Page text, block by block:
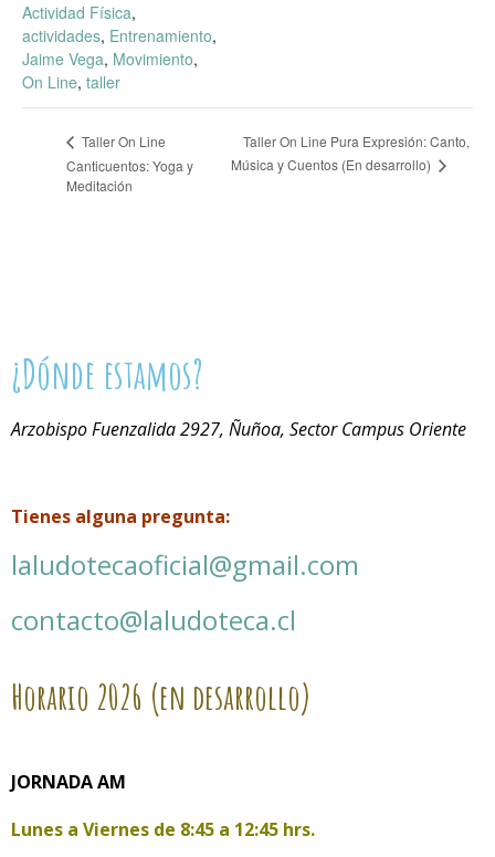
Actividad Física,
actividades, Entrenamiento,
Jaime Vega, Movimiento,
On Line, taller
Taller On Line
Canticuentos: Yoga y
Meditación
Taller On Line Pura Expresión: Canto,
Música y Cuentos (En desarrollo)
¿Dónde estamos?
Arzobispo Fuenzalida 2927, Ñuñoa, Sector Campus Oriente
Tienes alguna pregunta:
laludotecaoficial@gmail.com
contacto@laludoteca.cl
Horario 2026 (en desarrollo)
JORNADA AM
Lunes a Viernes de 8:45 a 12:45 hrs.